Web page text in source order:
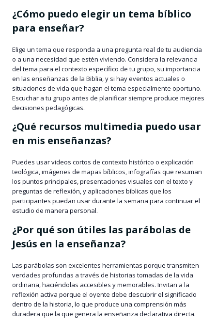
¿Cómo puedo elegir un tema bíblico
para enseñar?
Elige un tema que responda a una pregunta real de tu audiencia
o a una necesidad que estén viviendo. Considera la relevancia
del tema para el contexto específico de tu grupo, su importancia
en las enseñanzas de la Biblia, y si hay eventos actuales o
situaciones de vida que hagan el tema especialmente oportuno.
Escuchar a tu grupo antes de planificar siempre produce mejores
decisiones pedagógicas.
¿Qué recursos multimedia puedo usar
en mis enseñanzas?
Puedes usar videos cortos de contexto histórico o explicación
teológica, imágenes de mapas bíblicos, infografías que resuman
los puntos principales, presentaciones visuales con el texto y
preguntas de reflexión, y aplicaciones bíblicas que los
participantes puedan usar durante la semana para continuar el
estudio de manera personal.
¿Por qué son útiles las parábolas de
Jesús en la enseñanza?
Las parábolas son excelentes herramientas porque transmiten
verdades profundas a través de historias tomadas de la vida
ordinaria, haciéndolas accesibles y memorables. Invitan a la
reflexión activa porque el oyente debe descubrir el significado
dentro de la historia, lo que produce una comprensión más
duradera que la que genera la enseñanza declarativa directa.